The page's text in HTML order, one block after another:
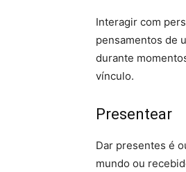
Interagir com
pensamentos de
durante
vínculo.
Presentear
Dar presentes é
mundo ou